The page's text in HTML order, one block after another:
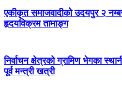
एकीकृत समाजवादीको उदयपुर २
हृदयविक्रम तामाङ्ग
निर्वाचन क्षेत्रको ग्रामिण भेगका
पूर्व मन्त्री खत्री